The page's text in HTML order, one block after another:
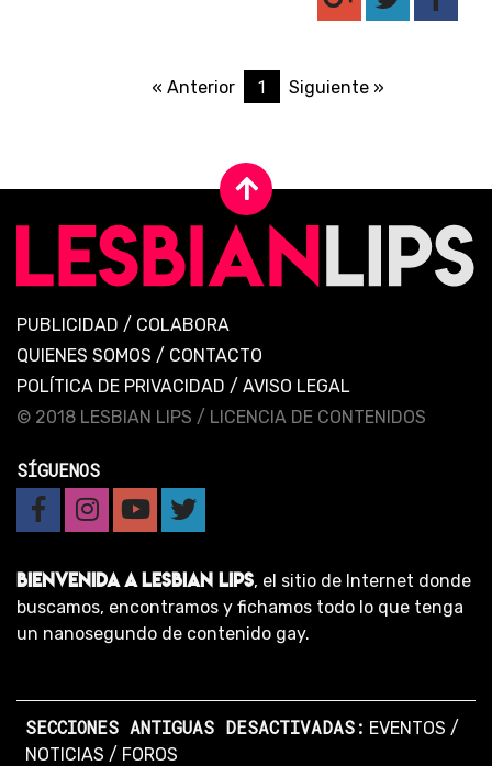
« Anterior 1 Siguiente »
PUBLICIDAD / COLABORA
QUIENES SOMOS / CONTACTO
POLÍTICA DE PRIVACIDAD / AVISO LEGAL
© 2018 LESBIAN LIPS / LICENCIA DE CONTENIDOS
SÍGUENOS
BIENVENIDA A LESBIAN LIPS, el sitio de Internet donde
buscamos, encontramos y fichamos todo lo que tenga
un nanosegundo de contenido gay.
SECCIONES ANTIGUAS DESACTIVADAS: EVENTOS /
NOTICIAS / FOROS